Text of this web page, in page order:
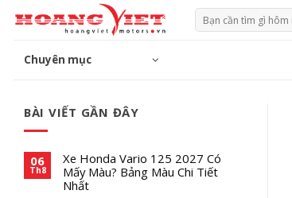
đến
Tìm
kiếm:
Chuyên mục
BÀI VIẾT GẦN ĐÂY
06
Th8
Xe Honda Vario 125 2027 Có
Mấy Màu? Bảng Màu Chi Tiết
Nhất